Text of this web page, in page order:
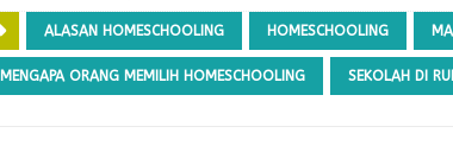
ALASAN HOMESCHOOLING HOMESCHOOLING
MENGAPA ORANG MEMILIH HOMESCHOOLING SEKOLAH DI